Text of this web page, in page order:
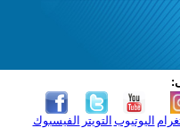
الفيسبوك التويتر اليوتيوب